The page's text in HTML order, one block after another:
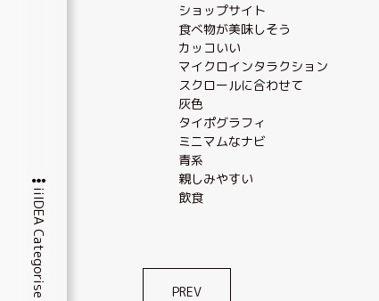
iiIDEA Categorise
ショップサイト
食べ物が美味しそう
カッコいい
マイクロインタラクション
スクロールに合わせて
灰色
タイポグラフィ
ミニマムなナビ
青系
親しみやすい
飲食
PREV